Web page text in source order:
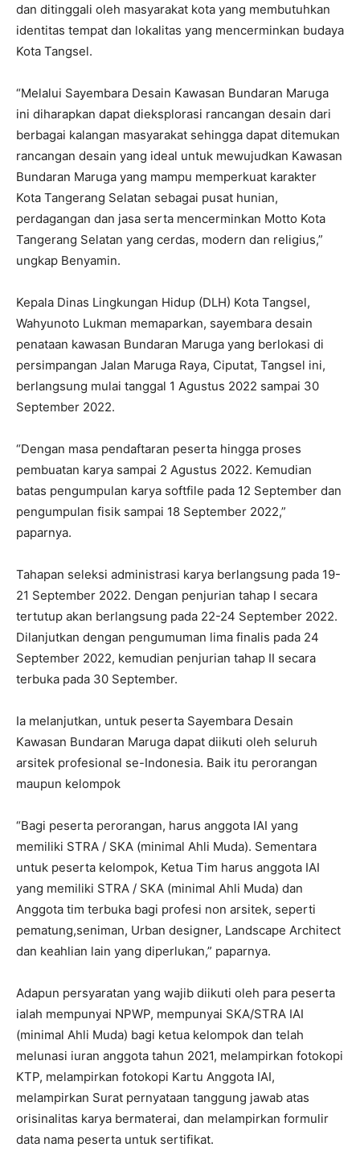
dan ditinggali oleh masyarakat kota yang membutuhkan
identitas tempat dan lokalitas yang mencerminkan budaya
Kota Tangsel.
“Melalui Sayembara Desain Kawasan Bundaran Maruga
ini diharapkan dapat dieksplorasi rancangan desain dari
berbagai kalangan masyarakat sehingga dapat ditemukan
rancangan desain yang ideal untuk mewujudkan Kawasan
Bundaran Maruga yang mampu memperkuat karakter
Kota Tangerang Selatan sebagai pusat hunian,
perdagangan dan jasa serta mencerminkan Motto Kota
Tangerang Selatan yang cerdas, modern dan religius,”
ungkap Benyamin.
Kepala Dinas Lingkungan Hidup (DLH) Kota Tangsel,
Wahyunoto Lukman memaparkan, sayembara desain
penataan kawasan Bundaran Maruga yang berlokasi di
persimpangan Jalan Maruga Raya, Ciputat, Tangsel ini,
berlangsung mulai tanggal 1 Agustus 2022 sampai 30
September 2022.
“Dengan masa pendaftaran peserta hingga proses
pembuatan karya sampai 2 Agustus 2022. Kemudian
batas pengumpulan karya softfile pada 12 September dan
pengumpulan fisik sampai 18 September 2022,”
paparnya.
Tahapan seleksi administrasi karya berlangsung pada 19-
21 September 2022. Dengan penjurian tahap I secara
tertutup akan berlangsung pada 22-24 September 2022.
Dilanjutkan dengan pengumuman lima finalis pada 24
September 2022, kemudian penjurian tahap II secara
terbuka pada 30 September.
Ia melanjutkan, untuk peserta Sayembara Desain
Kawasan Bundaran Maruga dapat diikuti oleh seluruh
arsitek profesional se-Indonesia. Baik itu perorangan
maupun kelompok
“Bagi peserta perorangan, harus anggota IAI yang
memiliki STRA / SKA (minimal Ahli Muda). Sementara
untuk peserta kelompok, Ketua Tim harus anggota IAI
yang memiliki STRA / SKA (minimal Ahli Muda) dan
Anggota tim terbuka bagi profesi non arsitek, seperti
pematung,seniman, Urban designer, Landscape Architect
dan keahlian lain yang diperlukan,” paparnya.
Adapun persyaratan yang wajib diikuti oleh para peserta
ialah mempunyai NPWP, mempunyai SKA/STRA IAI
(minimal Ahli Muda) bagi ketua kelompok dan telah
melunasi iuran anggota tahun 2021, melampirkan fotokopi
KTP, melampirkan fotokopi Kartu Anggota IAI,
melampirkan Surat pernyataan tanggung jawab atas
orisinalitas karya bermaterai, dan melampirkan formulir
data nama peserta untuk sertifikat.